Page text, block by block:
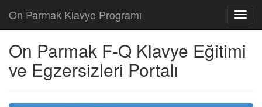
On Parmak Klavye Programı
On Parmak F-Q Klavye Eğitimi
ve Egzersizleri Portalı